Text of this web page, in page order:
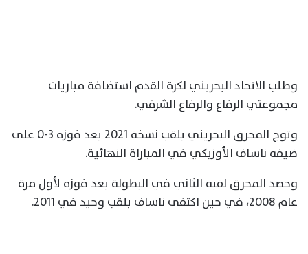
وطلب الاتحاد البحريني لكرة القدم استضافة مباريات
مجموعتي الرفاع والرفاع الشرقي.
وتوج المحرق البحريني بلقب نسخة 2021 بعد فوزه 3-0 على
ضيفه ناساف الأوزبكي في المباراة النهائية.
وحصد المحرق لقبه الثاني في البطولة بعد فوزه لأول مرة
عام 2008، في حين اكتفى ناساف بلقب وحيد في 2011.